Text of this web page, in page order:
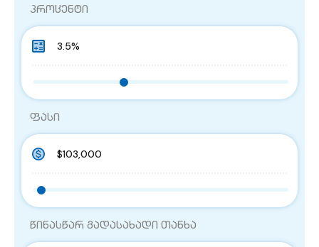
პროცენტი
ფასი
წინასწარ გადასახადი თანხა